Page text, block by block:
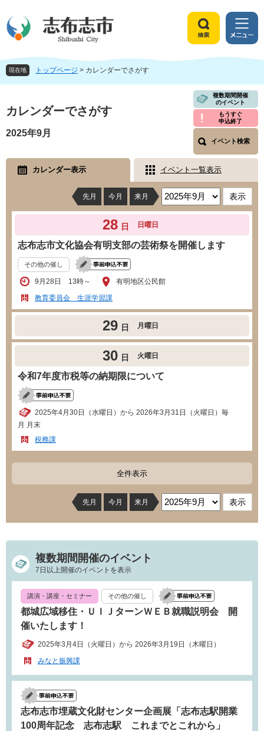
ジ
頭
ュ
飛
本
文
索
メ
ニ
ュ
現在地 トップページ > カレンダーでさがす
文
カレンダーでさがす
複数期間開催
のイベント
もうすぐ
申込終了
イベント検索
2025年9月
カレンダー表示 イベント一覧表示
先月 今月 来月
28 日 日曜日
志布志市文化協会有明支部の芸術祭を開催します
その他の催し
9月28日 13時～
有明地区公民館
教育委員会 生涯学習課
29 日 月曜日
30 日 火曜日
令和7年度市税等の納期限について
2025年4月30日（水曜日）から 2026年3月31日（火曜日）毎
月 月末
税務課
全件表示
先月 今月 来月
複数期間開催のイベント
7日以上開催のイベントを表示
講演・講座・セミナー その他の催し
都城広域移住・ＵＩＪターンＷＥＢ就職説明会 開
催いたします！
2025年3月4日（火曜日）から 2026年3月19日（木曜日）
みなと振興課
志布志市埋蔵文化財センター企画展「志布志駅開業
100周年記念 志布志駅 これまでとこれから」